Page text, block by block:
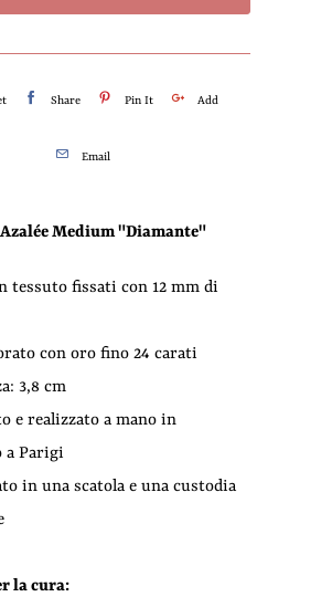
Share Pin It Add
Email
Medium "Diamante"
tessuto fissati con 12 mm di
con oro fino 24 carati
3,8 cm
e realizzato a mano in
a Parigi
in una scatola e una custodia
la cura: